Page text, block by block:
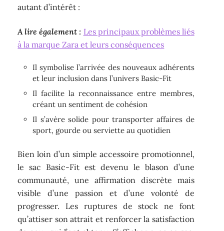
autant d’intérêt :
A lire également : Les principaux problèmes liés
à la marque Zara et leurs conséquences
Il symbolise l’arrivée des nouveaux adhérents
et leur inclusion dans l’univers Basic-Fit
Il facilite la reconnaissance entre membres,
créant un sentiment de cohésion
Il s’avère solide pour transporter affaires de
sport, gourde ou serviette au quotidien
Bien loin d’un simple accessoire promotionnel,
le sac Basic-Fit est devenu le blason d’une
communauté, une affirmation discrète mais
visible d’une passion et d’une volonté de
progresser. Les ruptures de stock ne font
qu’attiser son attrait et renforcer la satisfaction